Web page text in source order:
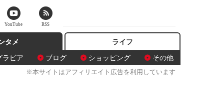
タメ
ラビア ブログ ショッピング その他
ライフ
※本サイトはアフィリエイト広告を利用しています
YouTube RSS